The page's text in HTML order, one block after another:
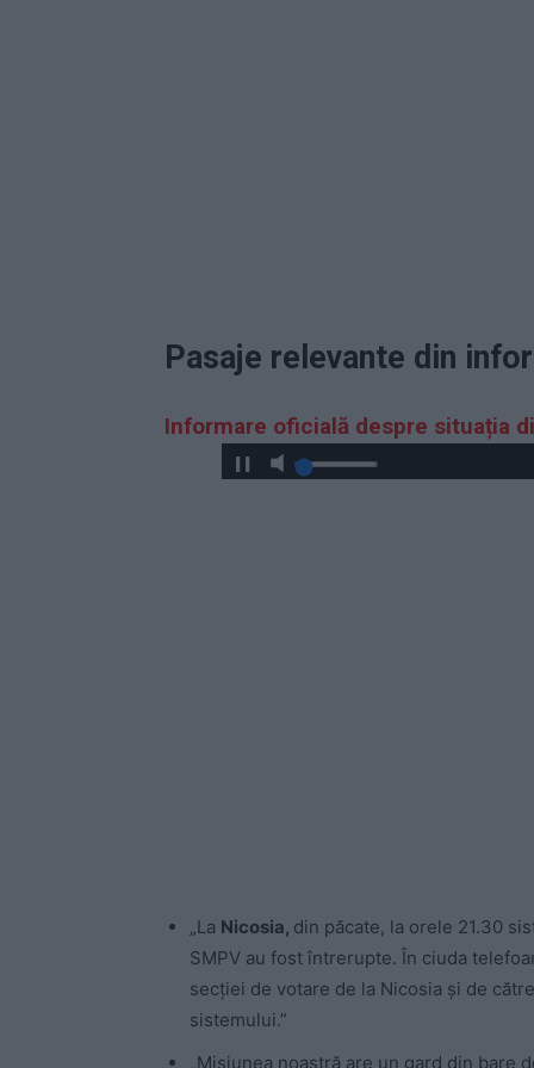
Pasaje relevante din
Informare oficială despre situația
„La Nicosia, din păcate, la orele 21.30
SMPV au fost întrerupte. În ciuda
secției de votare de la Nicosia și de
sistemului.”
„Misiunea noastră are un gard din